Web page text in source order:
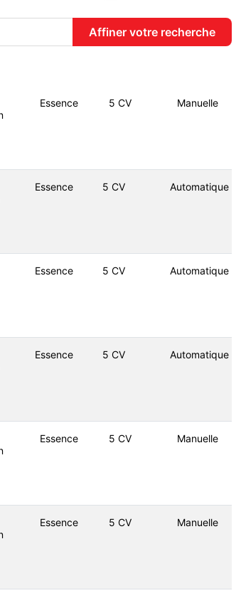
Essence 5 CV Manuelle
Essence 5 CV Automatique
Essence 5 CV Automatique
Essence 5 CV Automatique
Essence 5 CV Manuelle
Essence 5 CV Manuelle